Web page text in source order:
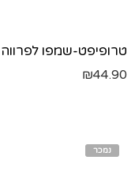
₪44.90
נמכר